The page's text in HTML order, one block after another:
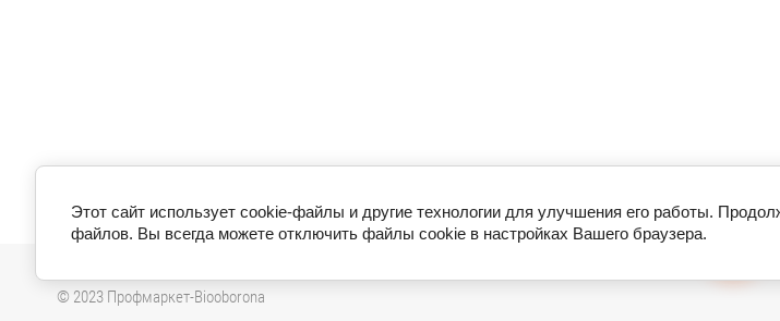
© 2023 Профмаркет-Biooborona
Этот сайт использует cookie-файлы и другие технологии для улучшения его работы.
файлов. Вы всегда можете отключить файлы cookie в настройках Вашего браузера.